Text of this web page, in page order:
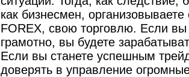
как бизнесмен,
FOREX, свою торговлю. Если вы
грамотно, вы будете
Если вы станете успешным
доверять в управление